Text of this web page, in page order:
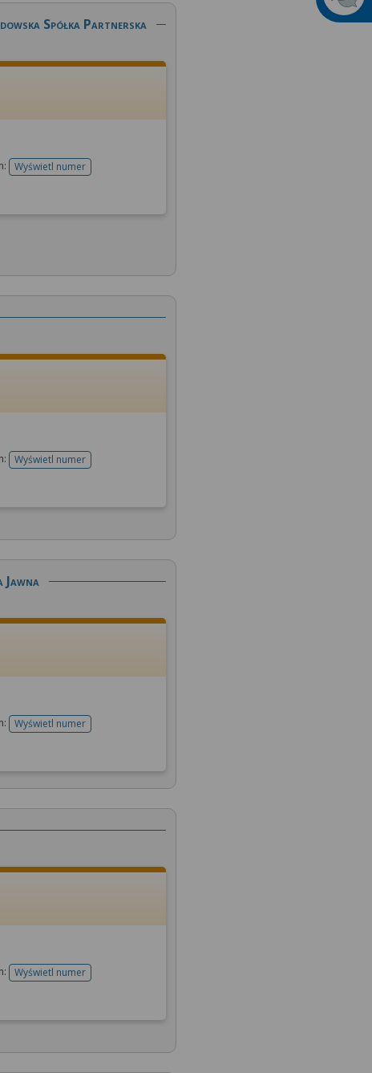
Spółka Partnerska
Wyświetl numertelefonu do rejestracji
Wyświetl numertelefonu do rejestracji
Jawna
Wyświetl numertelefonu do rejestracji
Wyświetl numertelefonu do rejestracji